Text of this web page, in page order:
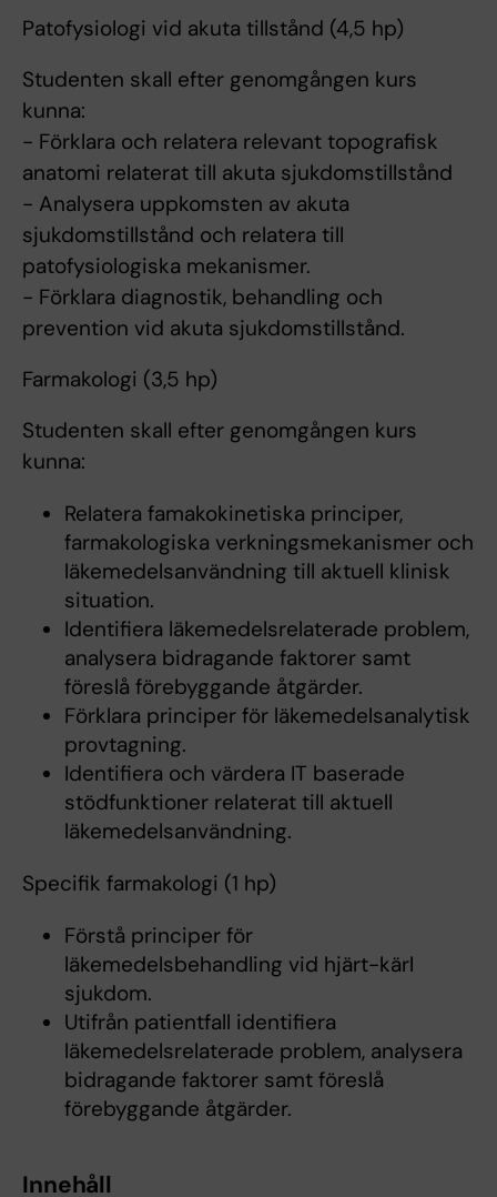
Patofysiologi vid akuta tillstånd (4,5 hp)
Studenten skall efter genomgången kurs
kunna:
- Förklara och relatera relevant topografisk
anatomi relaterat till akuta sjukdomstillstånd
- Analysera uppkomsten av akuta
sjukdomstillstånd och relatera till
patofysiologiska mekanismer.
- Förklara diagnostik, behandling och
prevention vid akuta sjukdomstillstånd.
Farmakologi (3,5 hp)
Studenten skall efter genomgången kurs
kunna:
Relatera famakokinetiska principer,
farmakologiska verkningsmekanismer och
läkemedelsanvändning till aktuell klinisk
situation.
Identifiera läkemedelsrelaterade problem,
analysera bidragande faktorer samt
föreslå förebyggande åtgärder.
Förklara principer för läkemedelsanalytisk
provtagning.
Identifiera och värdera IT baserade
stödfunktioner relaterat till aktuell
läkemedelsanvändning.
Specifik farmakologi (1 hp)
Förstå principer för
läkemedelsbehandling vid hjärt-kärl
sjukdom.
Utifrån patientfall identifiera
läkemedelsrelaterade problem, analysera
bidragande faktorer samt föreslå
förebyggande åtgärder.
Innehåll